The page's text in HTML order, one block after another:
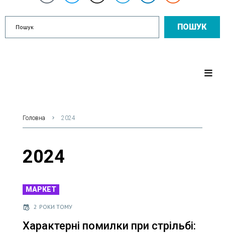
ПОШУК
Головна 2024
2024
МАРКЕТ
2 РОКИ ТОМУ
Характерні помилки при стрільбі: